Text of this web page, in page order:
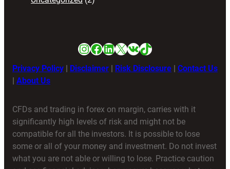
Instagram
Facebook
LinkedIn
X VKTikTok
Privacy Policy | Disclaimer | Risk Disclosure | Contact Us
| About Us
CFDs and trading in forex on margin, carries with it
significantly high levels of risk and might not be
compatible for all the investors. It is possible to lose
some or all of your money and investment. Do not invest
what you are not able or willing to lose. Practice caution